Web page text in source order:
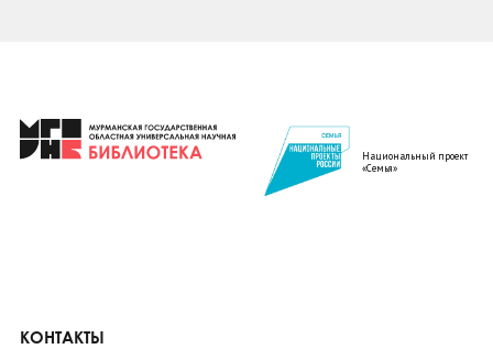
Национальный проект
«Семья»
КОНТАКТЫ